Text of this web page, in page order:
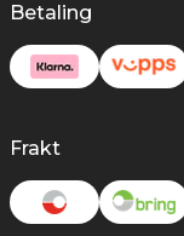
Betaling
Frakt